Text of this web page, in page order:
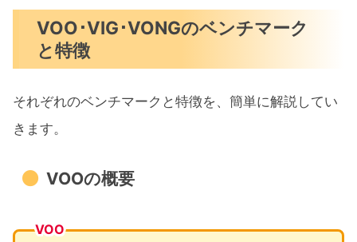
VOO･VIG･VONGのベンチマーク
と特徴
それぞれのベンチマークと特徴を、簡単に解説してい
きます。
VOOの概要
VOO